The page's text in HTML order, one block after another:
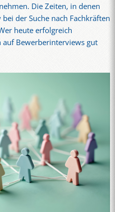
Die Zeiten, in denen
der Suche nach Fachkräften
heute erfolgreich
Bewerberinterviews gut